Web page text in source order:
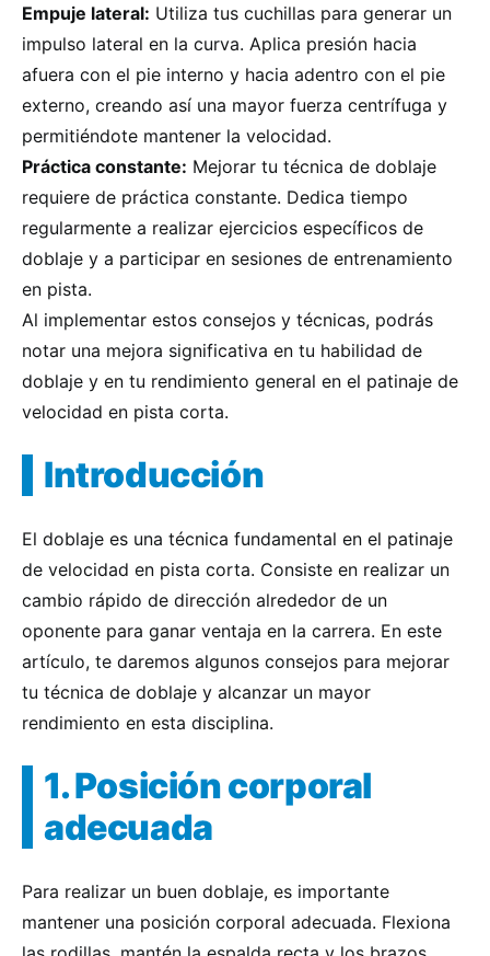
Empuje lateral: Utiliza tus cuchillas para generar un
impulso lateral en la curva. Aplica presión hacia
afuera con el pie interno y hacia adentro con el pie
externo, creando así una mayor fuerza centrífuga y
permitiéndote mantener la velocidad.
Práctica constante: Mejorar tu técnica de doblaje
requiere de práctica constante. Dedica tiempo
regularmente a realizar ejercicios específicos de
doblaje y a participar en sesiones de entrenamiento
en pista.
Al implementar estos consejos y técnicas, podrás
notar una mejora significativa en tu habilidad de
doblaje y en tu rendimiento general en el patinaje de
velocidad en pista corta.
Introducción
El doblaje es una técnica fundamental en el patinaje
de velocidad en pista corta. Consiste en realizar un
cambio rápido de dirección alrededor de un
oponente para ganar ventaja en la carrera. En este
artículo, te daremos algunos consejos para mejorar
tu técnica de doblaje y alcanzar un mayor
rendimiento en esta disciplina.
1. Posición corporal
adecuada
Para realizar un buen doblaje, es importante
mantener una posición corporal adecuada. Flexiona